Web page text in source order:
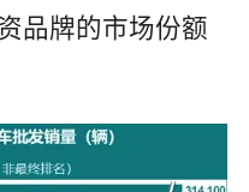
品牌的市场份额